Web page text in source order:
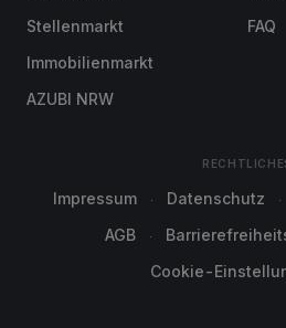
Stellenmarkt
Immobilienmarkt
AZUBI NRW
FAQ
Impressum Datenschutz
AGB
Cookie-